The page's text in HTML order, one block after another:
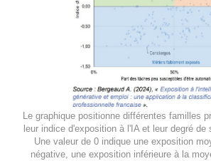
Le graphique positionne différentes familles
leur indice d'exposition à l'IA et leur degré
Une valeur de 0 indique une exposition
négative, une exposition inférieure à la